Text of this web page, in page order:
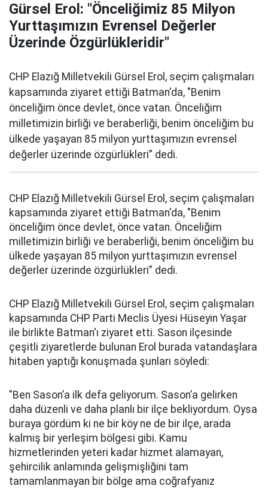
Gürsel Erol: "Önceliğimiz 85 Milyon
Yurttaşımızın Evrensel Değerler
Üzerinde Özgürlükleridir"
CHP Elazığ Milletvekili Gürsel Erol, seçim çalışmaları
kapsamında ziyaret ettiği Batman'da, "Benim
önceliğim önce devlet, önce vatan. Önceliğim
milletimizin birliği ve beraberliği, benim önceliğim bu
ülkede yaşayan 85 milyon yurttaşımızın evrensel
değerler üzerinde özgürlükleri” dedi.
CHP Elazığ Milletvekili Gürsel Erol, seçim çalışmaları
kapsamında ziyaret ettiği Batman'da, "Benim
önceliğim önce devlet, önce vatan. Önceliğim
milletimizin birliği ve beraberliği, benim önceliğim bu
ülkede yaşayan 85 milyon yurttaşımızın evrensel
değerler üzerinde özgürlükleri” dedi.
CHP Elazığ Milletvekili Gürsel Erol, seçim çalışmaları
kapsamında CHP Parti Meclis Üyesi Hüseyin Yaşar
ile birlikte Batman'ı ziyaret etti. Sason ilçesinde
çeşitli ziyaretlerde bulunan Erol burada vatandaşlara
hitaben yaptığı konuşmada şunları söyledi:
"Ben Sason’a ilk defa geliyorum. Sason’a gelirken
daha düzenli ve daha planlı bir ilçe bekliyordum. Oysa
buraya gördüm ki ne bir köy ne de bir ilçe, arada
kalmış bir yerleşim bölgesi gibi. Kamu
hizmetlerinden yeteri kadar hizmet alamayan,
şehircilik anlamında gelişmişliğini tam
tamamlanmayan bir bölge ama coğrafyanız